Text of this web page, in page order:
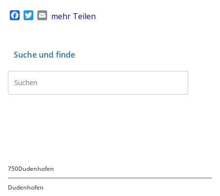
b
o
k
T
t
r
l
mehr Teilen
Suche und finde
750Dudenhofen
Dudenhofen